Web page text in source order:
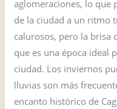
aglomeraciones, lo que
de la ciudad a un ritmo
calurosos, pero la brisa
que es una época ideal
ciudad. Los inviernos
lluvias son más
encanto histórico de